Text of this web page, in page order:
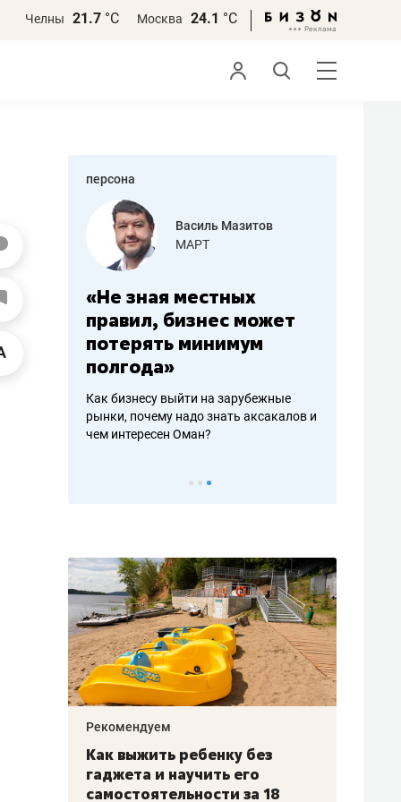
Челны 21.7 °С Москва 24.1 °С
персона
работа
Василь Мазитов
МАРТ
«Не зная местных
правил, бизнес может
потерять минимум
полгода»
Как бизнесу выйти на зарубежные
рынки, почему надо знать аксакалов и
чем интересен Оман?
–
Рекомендуем
Как выжить ребенку без
гаджета и научить его
самостоятельности за 18